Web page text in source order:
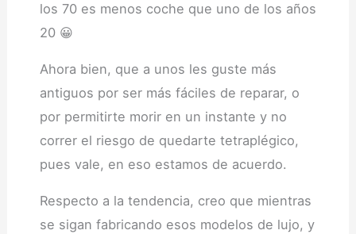
los 70 es menos coche que uno de los años
20 😀
Ahora bien, que a unos les guste más
antiguos por ser más fáciles de reparar, o
por permitirte morir en un instante y no
correr el riesgo de quedarte tetraplégico,
pues vale, en eso estamos de acuerdo.
Respecto a la tendencia, creo que mientras
se sigan fabricando esos modelos de lujo, y